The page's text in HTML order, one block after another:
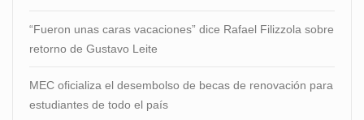
“Fueron unas caras vacaciones” dice Rafael Filizzola sobre
retorno de Gustavo Leite
MEC oficializa el desembolso de becas de renovación para
estudiantes de todo el país